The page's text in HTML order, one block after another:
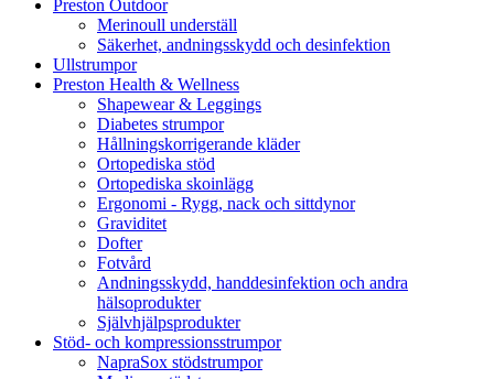
Preston Outdoor
Merinoull underställ
Säkerhet, andningsskydd och desinfektion
Ullstrumpor
Preston Health & Wellness
Shapewear & Leggings
Diabetes strumpor
Hållningskorrigerande kläder
Ortopediska stöd
Ortopediska skoinlägg
Ergonomi - Rygg, nack och sittdynor
Graviditet
Dofter
Fotvård
Andningsskydd, handdesinfektion och andra
hälsoprodukter
Självhjälpsprodukter
Stöd- och kompressionsstrumpor
NapraSox stödstrumpor